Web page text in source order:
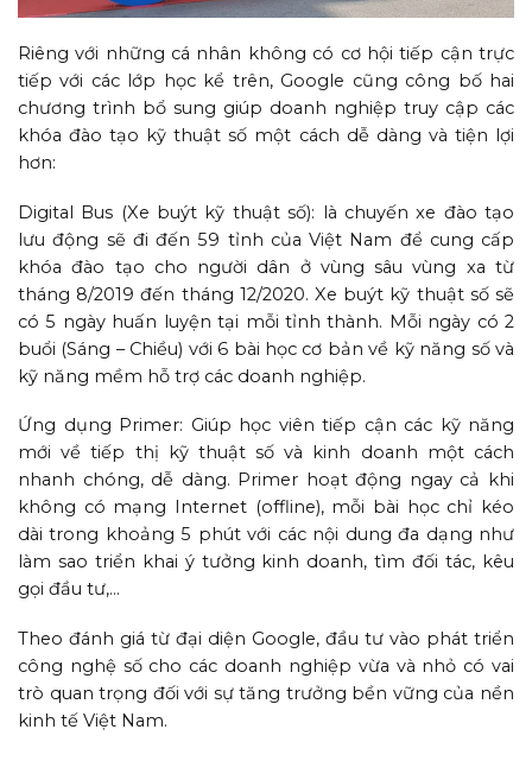
Riêng với những cá nhân không có cơ hội tiếp cận trực
tiếp với các lớp học kể trên, Google cũng công bố hai
chương trình bổ sung giúp doanh nghiệp truy cập các
khóa đào tạo kỹ thuật số một cách dễ dàng và tiện lợi
hơn:
Digital Bus (Xe buýt kỹ thuật số): là chuyến xe đào tạo
lưu động sẽ đi đến 59 tỉnh của Việt Nam để cung cấp
khóa đào tạo cho người dân ở vùng sâu vùng xa từ
tháng 8/2019 đến tháng 12/2020. Xe buýt kỹ thuật số sẽ
có 5 ngày huấn luyện tại mỗi tỉnh thành. Mỗi ngày có 2
buổi (Sáng – Chiều) với 6 bài học cơ bản về kỹ năng số và
kỹ năng mềm hỗ trợ các doanh nghiệp.
Ứng dụng Primer: Giúp học viên tiếp cận các kỹ năng
mới về tiếp thị kỹ thuật số và kinh doanh một cách
nhanh chóng, dễ dàng. Primer hoạt động ngay cả khi
không có mạng Internet (offline), mỗi bài học chỉ kéo
dài trong khoảng 5 phút với các nội dung đa dạng như
làm sao triển khai ý tưởng kinh doanh, tìm đối tác, kêu
gọi đầu tư,…
Theo đánh giá từ đại diện Google, đầu tư vào phát triển
công nghệ số cho các doanh nghiệp vừa và nhỏ có vai
trò quan trọng đối với sự tăng trưởng bền vững của nền
kinh tế Việt Nam.